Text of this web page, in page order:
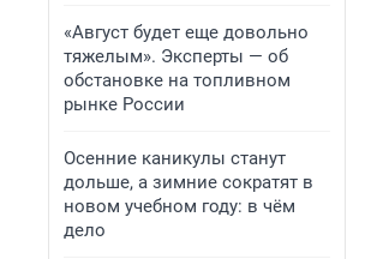
«Август будет еще довольно
тяжелым». Эксперты — об
обстановке на топливном
рынке России
Осенние каникулы станут
дольше, а зимние сократят в
новом учебном году: в чём
дело